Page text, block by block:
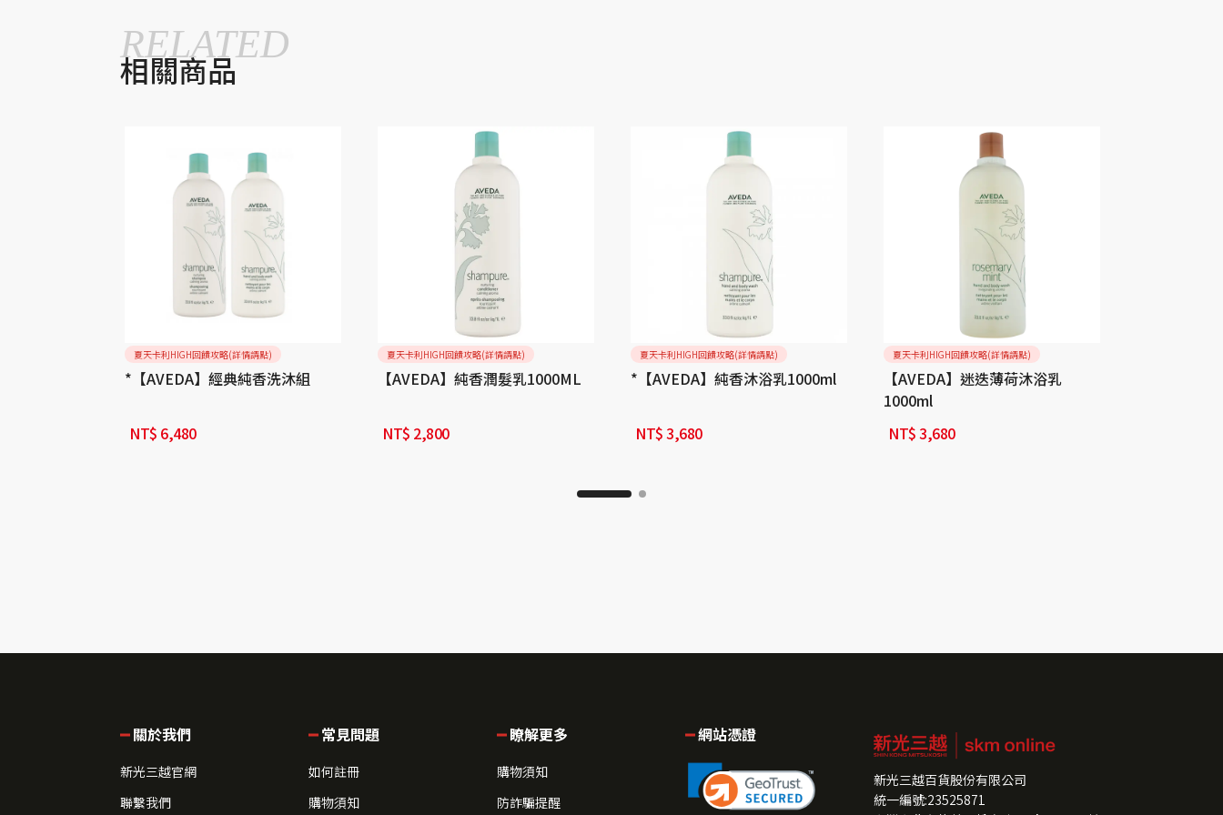
相關商品
RELATED
夏天卡利HIGH回饋攻略(詳情請點)
*【AVEDA】經典純香洗沐組
NT$ 6,480
夏天卡利HIGH回饋攻略(詳情請點)
【AVEDA】純香潤髮乳1000ML
NT$ 2,800
夏天卡利HIGH回饋攻略(詳情請點)
*【AVEDA】純香沐浴乳1000ml
NT$3,680
夏天卡利HIGH回饋攻略(詳情請點)
【AVEDA】迷迭薄荷沐浴乳
1000ml
NT$3,680
關於我們
新光三越官網
聯繫我們
常見問題
如何註冊
購物須知
瞭解更多
購物須知
防詐騙提醒
網站憑證
新光三越百貨股份有限公司
統一編號:23525871